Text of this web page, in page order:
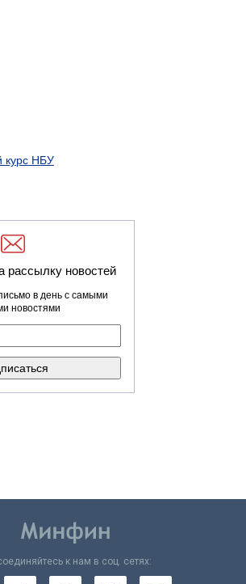
курс НБУ
рассылку новостей
в день с самыми
новостями
к нам в соц. сетях: